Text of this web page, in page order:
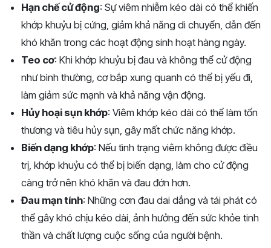
Hạn chế cử động: Sự viêm nhiễm kéo dài có thể khiến
khớp khuỷu bị cứng, giảm khả năng di chuyển, dẫn đến
khó khăn trong các hoạt động sinh hoạt hàng ngày.
Teo cơ: Khi khớp khuỷu bị đau và không thể cử động
như bình thường, cơ bắp xung quanh có thể bị yếu đi,
làm giảm sức mạnh và khả năng vận động.
Hủy hoại sụn khớp: Viêm khớp kéo dài có thể làm tổn
thương và tiêu hủy sụn, gây mất chức năng khớp.
Biến dạng khớp: Nếu tình trạng viêm không được điều
trị, khớp khuỷu có thể bị biến dạng, làm cho cử động
càng trở nên khó khăn và đau đớn hơn.
Đau mạn tính: Những cơn đau dai dẳng và tái phát có
thể gây khó chịu kéo dài, ảnh hưởng đến sức khỏe tinh
thần và chất lượng cuộc sống của người bệnh.